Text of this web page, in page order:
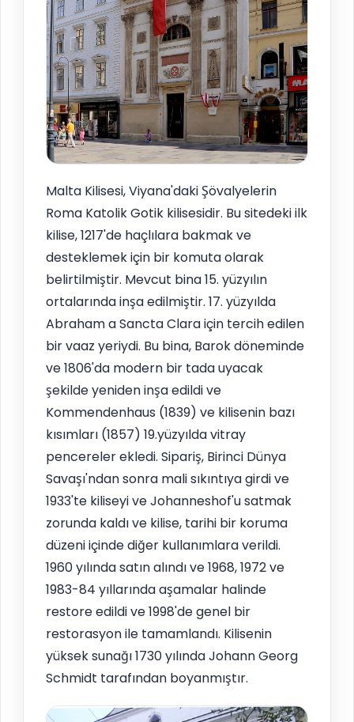
Malta Kilisesi, Viyana'daki Şövalyelerin
Roma Katolik Gotik kilisesidir. Bu sitedeki ilk
kilise, 1217'de haçlılara bakmak ve
desteklemek için bir komuta olarak
belirtilmiştir. Mevcut bina 15. yüzyılın
ortalarında inşa edilmiştir. 17. yüzyılda
Abraham a Sancta Clara için tercih edilen
bir vaaz yeriydi. Bu bina, Barok döneminde
ve 1806'da modern bir tada uyacak
şekilde yeniden inşa edildi ve
Kommendenhaus (1839) ve kilisenin bazı
kısımları (1857) 19.yüzyılda vitray
pencereler ekledi. Sipariş, Birinci Dünya
Savaşı'ndan sonra mali sıkıntıya girdi ve
1933'te kiliseyi ve Johanneshof'u satmak
zorunda kaldı ve kilise, tarihi bir koruma
düzeni içinde diğer kullanımlara verildi.
1960 yılında satın alındı ve 1968, 1972 ve
1983-84 yıllarında aşamalar halinde
restore edildi ve 1998'de genel bir
restorasyon ile tamamlandı. Kilisenin
yüksek sunağı 1730 yılında Johann Georg
Schmidt tarafından boyanmıştır.